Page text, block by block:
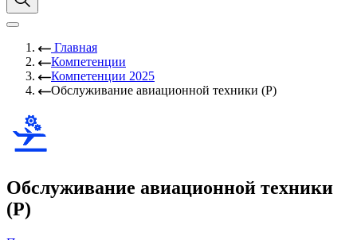
Главная
Компетенции
Компетенции 2025
Обслуживание авиационной техники (Р)
Обслуживание авиационной техники
(Р)